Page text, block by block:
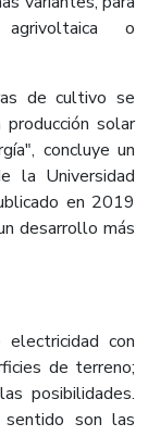
o
de cultivo se
solar
concluye un
la Universidad
en 2019
desarrollo más
con
de terreno;
posibilidades.
son las